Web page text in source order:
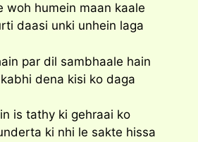
woh humein maan kaale
daasi unki unhein laga
par dil sambhaale hain
dena kisi ko daga
is tathy ki gehraai ko
ki nhi le sakte hissa